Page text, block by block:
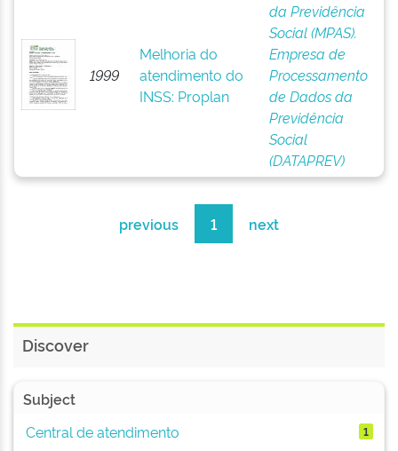
1999
Melhoria do
atendimento do
INSS: Proplan
da Previdência
Social (MPAS).
Empresa de
Processamento
de Dados da
Previdência
Social
(DATAPREV)
previous 1 next
Discover
Subject
Central de atendimento
1